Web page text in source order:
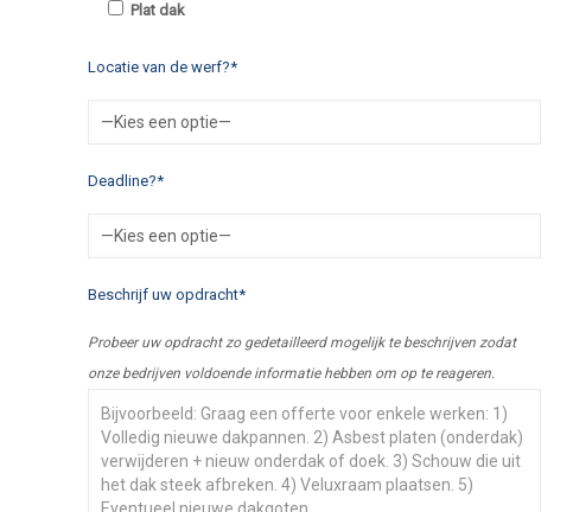
Plat dak
Locatie van de werf?*
Deadline?*
Beschrijf uw opdracht*
Probeer uw opdracht zo gedetailleerd mogelijk te beschrijven zodat
onze bedrijven voldoende informatie hebben om op te reageren.